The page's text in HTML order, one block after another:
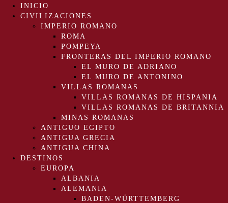
INICIO
CIVILIZACIONES
IMPERIO ROMANO
ROMA
POMPEYA
FRONTERAS DEL IMPERIO ROMANO
EL MURO DE ADRIANO
EL MURO DE ANTONINO
VILLAS ROMANAS
VILLAS ROMANAS DE HISPANIA
VILLAS ROMANAS DE BRITANNIA
MINAS ROMANAS
ANTIGUO EGIPTO
ANTIGUA GRECIA
ANTIGUA CHINA
DESTINOS
EUROPA
ALBANIA
ALEMANIA
BADEN-WÜRTTEMBERG